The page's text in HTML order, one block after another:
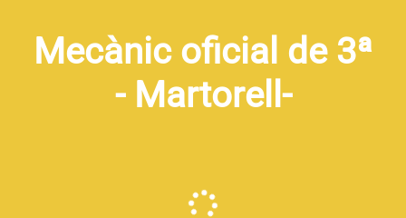
Mecànic oficial de 3ª
- Martorell-